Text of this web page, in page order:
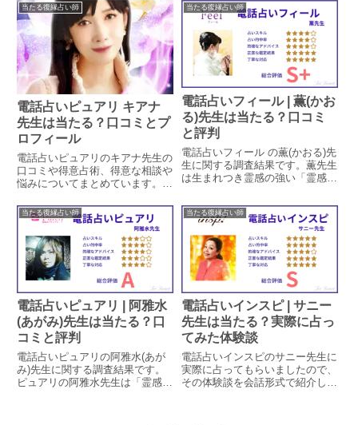
生の特徴や鑑定方法、口コミでの
評判による占い的中率を調査して
います。口コミから鑑定時の対応
についても見ていきます。【退店
済】
と評判の占い師ですが、本当に当
たるのかどうか実際に鑑定をした
方の口コミから検証します。
当たる復縁占い師
電話占いピュアリ キアナ
先生は当たる？口コミとプ
ロフィール
電話占いピュアリのキアナ先生の
口コミや得意占術、得意な相談や
悩みについてまとめています。実
粋し、これから相談される方の参
考になるよう掲載しています。
当たる復縁占い師
電話占いフィール | 薫(かお
る)先生は当たる？口コミ
と評判
電話占いフィール の薫(かおる)先
生に関する調査結果です。薫先生
は生まれつき霊感の強い「霊感霊
占い師です。薫先生の特徴や鑑定
方法、口コミでの評判による占い
的中率を調査しています。口コミ
から鑑定時の対応についても見て
いきます。
当たる復縁占い師
電話占いピュアリ | 阿雅水
(あがみ)先生は当たる？口
コミと評判
電話占いピュアリの阿雅水(あが
み)先生に関する調査結果です。
ピュアリの阿雅水先生は「霊感タ
当たる復縁占い師
電話占いインスピ | サニー
先生は当たる？実際に占っ
てみた体験談
電話占いインスピのサニー先生に
実際に占ってもらいましたので、
その体験談を会話形式で紹介しま